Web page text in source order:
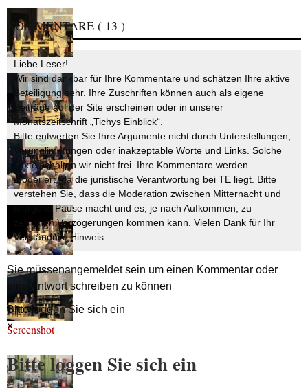
Screenshot
KOMMENTARE ( 13 )
Liebe Leser!
Wir sind dankbar für Ihre Kommentare und schätzen Ihre aktive
Beteiligung sehr. Ihre Zuschriften können auch als eigene
Beiträge auf der Site erscheinen oder in unserer
Monatszeitschrift „Tichys Einblick“.
Bitte entwerten Sie Ihre Argumente nicht durch Unterstellungen,
Verunglimpfungen oder inakzeptable Worte und Links. Solche
Texte schalten wir nicht frei. Ihre Kommentare werden
moderiert, da die juristische Verantwortung bei TE liegt. Bitte
verstehen Sie, dass die Moderation zwischen Mitternacht und
morgens Pause macht und es, je nach Aufkommen, zu
zeitlichen Verzögerungen kommen kann. Vielen Dank für Ihr
Verständnis.Hinweis
Sie müssenangemeldetsein um einen Kommentar oder
eine Antwort schreiben zu können
Bitte loggen Sie sich ein
×
Bitte loggen Sie sich ein